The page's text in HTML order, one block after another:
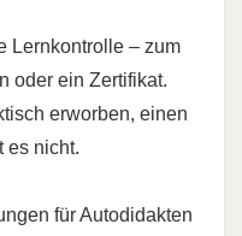
Lernkontrolle – zum
oder ein Zertifikat.
erworben, einen
es nicht.
für Autodidakten